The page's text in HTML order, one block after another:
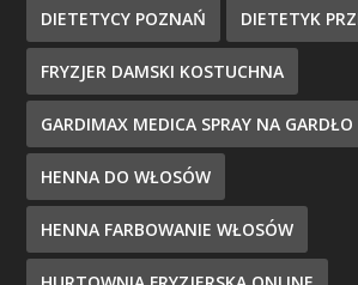
DIETETYCY POZNAŃ DIETETYK
FRYZJER DAMSKI KOSTUCHNA
GARDIMAX MEDICA SPRAY NA GARDŁO
HENNA DO WŁOSÓW
HENNA FARBOWANIE WŁOSÓW